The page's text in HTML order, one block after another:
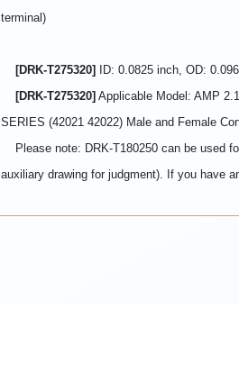
terminal)
[DRK-T275320] ID: 0.0825 inch, OD:
[DRK-T275320] Applicable Model: AMP
SERIES (42021 42022) Male and Female
Please note: DRK-T180250 can be used
auxiliary drawing for judgment). If you have